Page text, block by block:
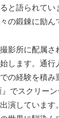
と語られてい
の鍛錬に励ん
影所に配属さ
します。通行
の経験を積み
でスクリー
演しています